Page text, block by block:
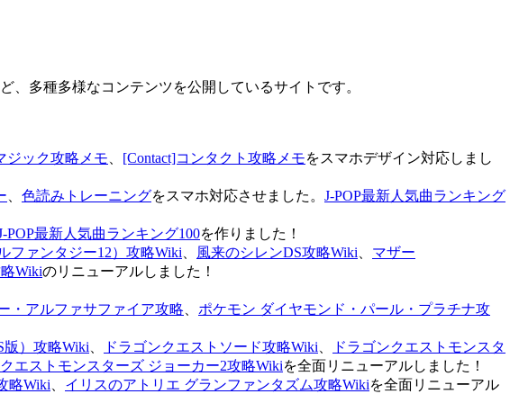
、多種多様なコンテンツを公開しているサイトです。
ジック攻略メモ [Contact]コンタクト攻略メモをスマホデザイン対応しまし
色読みトレーニングをスマホ対応させました。 J-POP最新人気曲ランキング
POP最新人気曲ランキング100を作りました！
ファンタジー12）攻略Wiki 風来のシレンDS攻略Wiki
マザー
Wikiのリニューアルしました！
・アルファサファイア攻略
ポケモン ダイヤモンド・パール・プラチナ攻
版）攻略Wiki ドラゴンクエストソード攻略Wiki
ドラゴンクエストモンスタ
エストモンスターズ ジョーカー2攻略Wikiを全面リニューアルしました！
略Wiki イリスのアトリエ グランファンタズム攻略Wikiを全面リニューアル